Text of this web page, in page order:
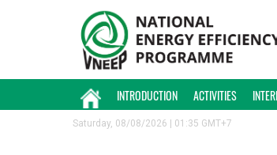
INTRODUCTION ACTIVITIES
Saturday, 08/08/2026 | 01:35 GMT+7